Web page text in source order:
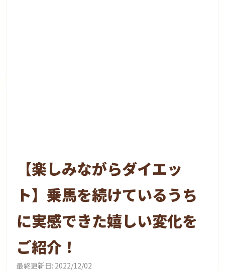
【楽しみながらダイエッ
ト】乗馬を続けているうち
に実感できた嬉しい変化を
ご紹介！
最終更新日: 2022/12/02